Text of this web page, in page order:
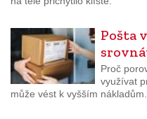
Pošta
Proč
využívat
může vést k vyšším nákladům.